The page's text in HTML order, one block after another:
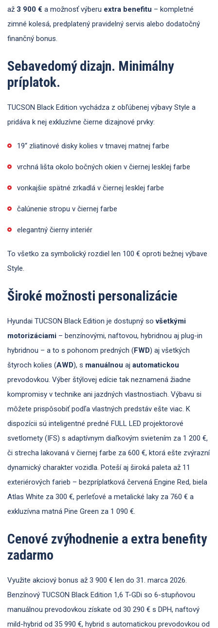
až 3 900 € a možnosť výberu extra benefitu – kompletné
zimné kolesá, predplatený pravidelný servis alebo dodatočný
finančný bonus.
Sebavedomý dizajn. Minimálny
príplatok.
TUCSON Black Edition vychádza z obľúbenej výbavy Style a
pridáva k nej exkluzívne čierne dizajnové prvky:
19“ zliatinové disky kolies v tmavej matnej farbe
vrchná lišta okolo bočných okien v čiernej lesklej farbe
vonkajšie spätné zrkadlá v čiernej lesklej farbe
čalúnenie stropu v čiernej farbe
elegantný čierny interiér
To všetko za symbolický rozdiel len 100 € oproti bežnej výbave
Style.
Široké možnosti personalizácie
Hyundai TUCSON Black Edition je dostupný sovšetkými
motorizáciami – benzínovými, naftovou, hybridnou aj plug-in
hybridnou – a to s pohonom predných (FWD) aj všetkých
štyroch kolies (AWD), s manuálnou aj automatickou
prevodovkou. Výber štýlovej edície tak neznamená žiadne
kompromisy v technike ani jazdných vlastnostiach. Výbavu si
môžete prispôsobiť podľa vlastných predstáv ešte viac. K
dispozícii sú inteligentné predné FULL LED projektorové
svetlomety (IFS) s adaptívnym diaľkovým svietením za 1 200 €,
či strecha lakovaná v čiernej farbe za 600 €, ktorá ešte zvýrazní
dynamický charakter vozidla. Poteší aj široká paleta až 11
exteriérových farieb – bezpríplatková červená Engine Red, biela
Atlas White za 300 €, perleťové a metalické laky za 760 € a
exkluzívna matná Pine Green za 1 090 €.
Cenové zvýhodnenie a extra benefity
zadarmo
Využite akciový bonus až 3 900 € len do 31. marca 2026.
Benzínový TUCSON Black Edition 1,6 T-GDi so 6-stupňovou
manuálnou prevodovkou získate od 30 290 € s DPH, naftový
mild-hybrid od 35 990 €, hybrid s automatickou prevodovkou od